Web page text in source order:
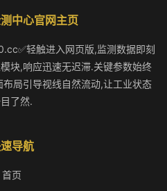
中心官网主页
轻触进入网页版,监测数据即刻
块,响应迅速无迟滞.关键参数始终
局引导视线自然流动,让工业状态
了然.
导航
首页